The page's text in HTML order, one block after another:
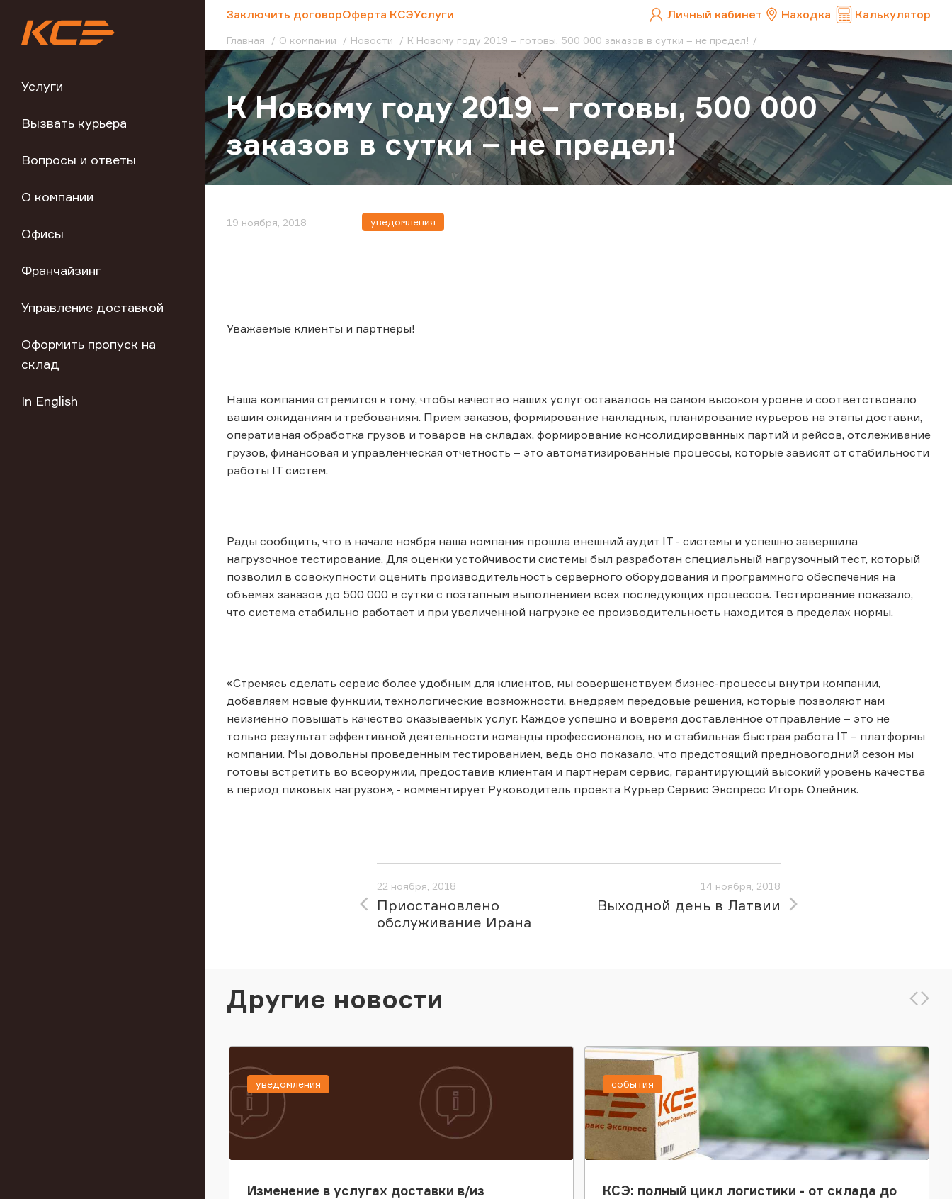
Услуги
Вызвать курьера
Вопросы и ответы
О компании
Офисы
Франчайзинг
Управление доставкой
Оформить пропуск на
склад
In English
Заключить договорОферта КСЭУслуги Личный кабинет Находка Калькулятор
Главная О компании Новости К Новому году 2019 – готовы, 500 000 заказов в сутки – не предел!
К Новому году 2019 – готовы, 500 000
заказов в сутки – не предел!
19 ноября, 2018 уведомления
Уважаемые клиенты и партнеры!
Наша компания стремится к тому, чтобы качество наших услуг оставалось на самом высоком уровне и соответствовало
вашим ожиданиям и требованиям. Прием заказов, формирование накладных, планирование курьеров на этапы доставки,
оперативная обработка грузов и товаров на складах, формирование консолидированных партий и рейсов, отслеживание
грузов, финансовая и управленческая отчетность – это автоматизированные процессы, которые зависят от стабильности
работы IT систем.
Рады сообщить, что в начале ноября наша компания прошла внешний аудит IT - системы и успешно завершила
нагрузочное тестирование. Для оценки устойчивости системы был разработан специальный нагрузочный тест, который
позволил в совокупности оценить производительность серверного оборудования и программного обеспечения на
объемах заказов до 500 000 в сутки с поэтапным выполнением всех последующих процессов. Тестирование показало,
что система стабильно работает и при увеличенной нагрузке ее производительность находится в пределах нормы.
«Стремясь сделать сервис более удобным для клиентов, мы совершенствуем бизнес-процессы внутри компании,
добавляем новые функции, технологические возможности, внедряем передовые решения, которые позволяют нам
неизменно повышать качество оказываемых услуг. Каждое успешно и вовремя доставленное отправление – это не
только результат эффективной деятельности команды профессионалов, но и стабильная быстрая работа IT – платформы
компании. Мы довольны проведенным тестированием, ведь оно показало, что предстоящий предновогодний сезон мы
готовы встретить во всеоружии, предоставив клиентам и партнерам сервис, гарантирующий высокий уровень качества
в период пиковых нагрузок», - комментирует Руководитель проекта Курьер Сервис Экспресс Игорь Олейник.
22 ноября, 2018
Приостановлено
обслуживание Ирана
14 ноября, 2018
Выходной день в Латвии
Другие новости
Изменение в услугах доставки в/из
уведомления
КСЭ: полный цикл логистики - от склада до
события